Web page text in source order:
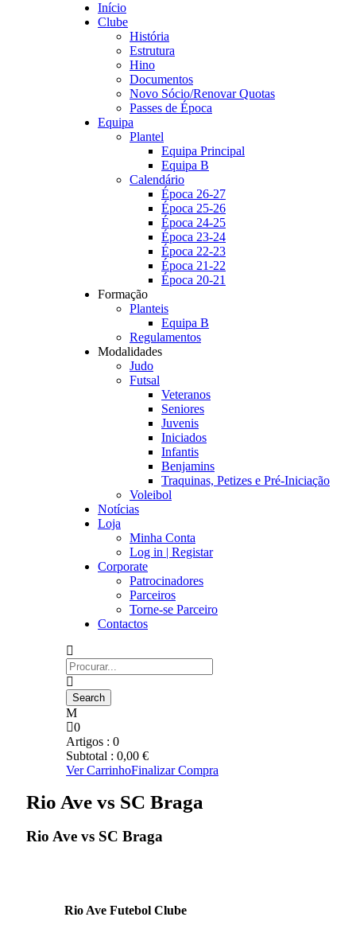
Início
Clube
História
Estrutura
Hino
Documentos
Novo Sócio/Renovar Quotas
Passes de Época
Equipa
Plantel
Equipa Principal
Equipa B
Calendário
Época 26-27
Época 25-26
Época 24-25
Época 23-24
Época 22-23
Época 21-22
Época 20-21
Formação
Planteis
Equipa B
Regulamentos
Modalidades
Judo
Futsal
Veteranos
Seniores
Juvenis
Iniciados
Infantis
Benjamins
Traquinas, Petizes e Pré-Iniciação
Voleibol
Notícias
Loja
Minha Conta
Log in | Registar
Corporate
Patrocinadores
Parceiros
Torne-se Parceiro
Contactos
0
Artigos : 0
Subtotal : 0,00 €
Ver CarrinhoFinalizar Compra
Rio Ave vs SC Braga
Rio Ave vs SC Braga
Rio Ave Futebol Clube